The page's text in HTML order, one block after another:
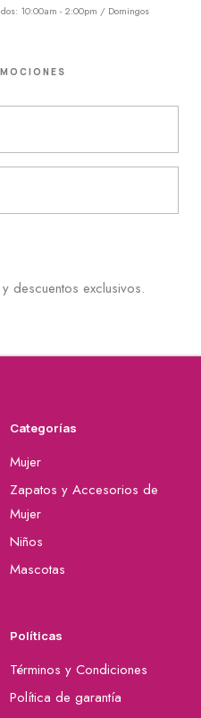
10:00am - 2:00pm / Domingos
descuentos exclusivos.
Categorías
Mujer
Zapatos y Accesorios de
Mujer
Niños
Mascotas
Políticas
Términos y Condiciones
Política de garantía